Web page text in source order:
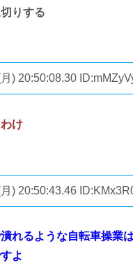
りする
) 20:50:08.30
け
) 20:50:43.46
れるような自転車操業
よ